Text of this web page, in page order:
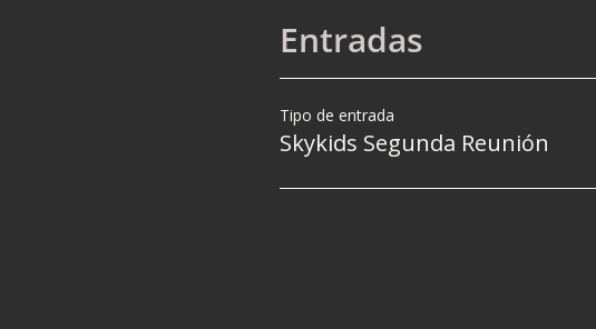
Entradas
Tipo de entrada
Skykids Segunda Reunión